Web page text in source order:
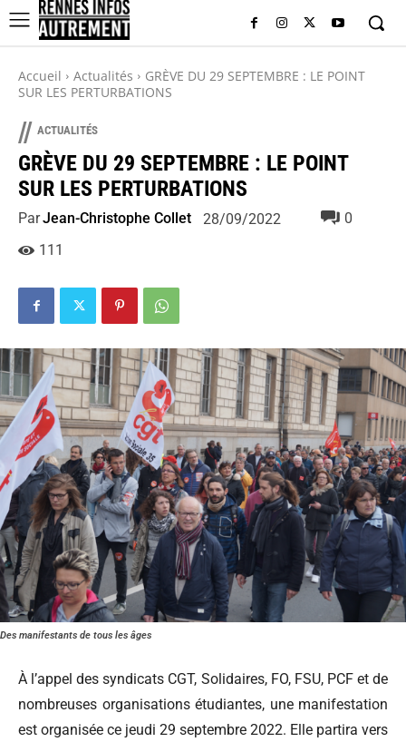
Accueil Actualités
GRÈVE DU 29 SEPTEMBRE : LE POINT
SUR LES PERTURBATIONS
// ACTUALITÉS
GRÈVE DU 29 SEPTEMBRE : LE POINT
SUR LES PERTURBATIONS
ParJean-Christophe Collet 28/09/2022
0
111
Des manifestants de tous les âges
À l’appel des syndicats CGT, Solidaires, FO, FSU, PCF et de
nombreuses organisations étudiantes, une manifestation
est organisée ce jeudi 29 septembre 2022. Elle partira vers